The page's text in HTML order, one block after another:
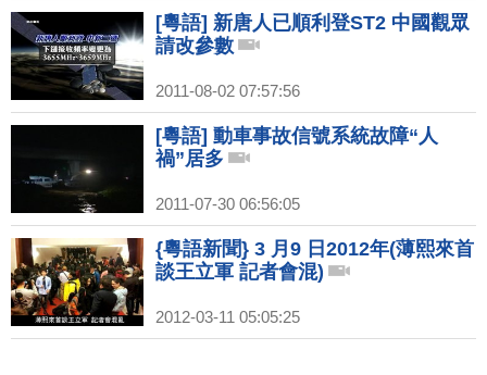
[粵語] 新唐人已順利登ST2 中國觀眾
請改參數
2011-08-02 07:57:56
[粵語] 動車事故信號系統故障“人
禍”居多
2011-07-30 06:56:05
{粵語新聞} 3 月9 日2012年(薄熙來首
談王立軍 記者會混)
2012-03-11 05:05:25